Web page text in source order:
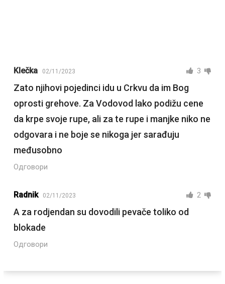
Klečka 02/11/2023 3
Zato njihovi pojedinci idu u Crkvu da im Bog
oprosti grehove. Za Vodovod lako podižu cene
da krpe svoje rupe, ali za te rupe i manjke niko ne
odgovara i ne boje se nikoga jer sarađuju
međusobno
Одговори
Radnik 02/11/2023 2
A za rodjendan su dovodili pevače toliko od
blokade
Одговори